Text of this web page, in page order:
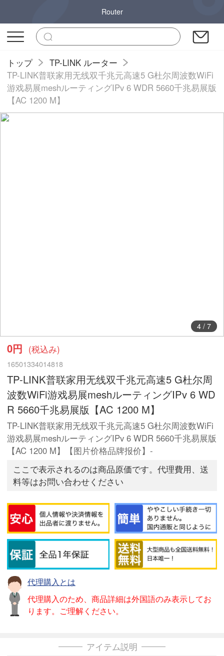
Router
トップ
TP-LINK ルーター
TP-LINK普联家用无线双千兆元高速5 G杜尔周波数WiFi
游戏易展meshルーティングIPv 6 WDR 5660千兆易展版
【AC 1200 M】
4/ 7
0円 (税込み)
16501334014818
TP-LINK普联家用无线双千兆元高速5 G杜尔周
波数WiFi游戏易展meshルーティングIPv 6 WD
R 5660千兆易展版【AC 1200 M】
TP-LINK普联家用无线双千兆元高速5 G杜尔周波数WiFi
游戏易展meshルーティングIPv 6 WDR 5660千兆易展版
【AC 1200 M】【图片价格品牌报价】-
ここで表示されるのは商品原価です。代理費用、送
料等はお問い合わせください
代理購入とは
代理購入のため、商品詳細は外国語のみ表示してお
ります。ご理解ください。
アイテム説明